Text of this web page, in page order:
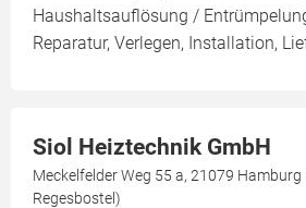
Haushaltsauflösung /
Reparatur, Verlegen, Installation,
Siol Heiztechnik GmbH
Meckelfelder Weg 55 a, 21079
Regesbostel)